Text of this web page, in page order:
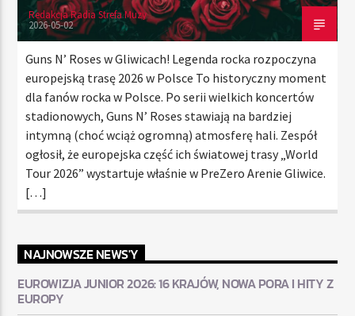
Redakcja Radia Strefa Muzy
2026-05-02
Guns N’ Roses w Gliwicach! Legenda rocka rozpoczyna
europejską trasę 2026 w Polsce To historyczny moment
dla fanów rocka w Polsce. Po serii wielkich koncertów
stadionowych, Guns N’ Roses stawiają na bardziej
intymną (choć wciąż ogromną) atmosferę hali. Zespół
ogłosił, że europejska część ich światowej trasy „World
Tour 2026” wystartuje właśnie w PreZero Arenie Gliwice.
[…]
NAJNOWSZE NEWS'Y
EUROWIZJA JUNIOR 2026: 16 KRAJÓW, NOWA PORA I HITY Z
EUROPY